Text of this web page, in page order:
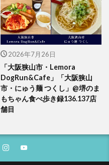
2026年7月26日
「大阪狭山市・Lemora
DogRun&Cafe」「大阪狭山
市・にゅう麺 つくし」@堺のま
もちゃん食べ歩き録136.137店
舗目